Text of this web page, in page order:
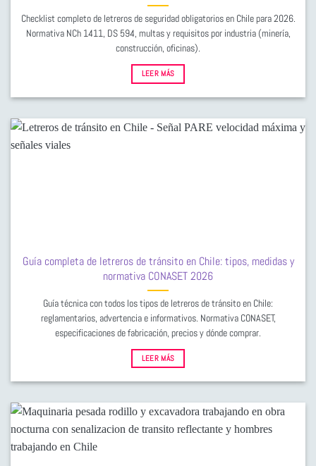
Checklist completo de letreros de seguridad obligatorios en Chile para 2026.
Normativa NCh 1411, DS 594, multas y requisitos por industria (minería,
construcción, oficinas).
LEER MÁS
Guía completa de letreros de tránsito en Chile: tipos, medidas y
normativa CONASET 2026
Guía técnica con todos los tipos de letreros de tránsito en Chile:
reglamentarios, advertencia e informativos. Normativa CONASET,
especificaciones de fabricación, precios y dónde comprar.
LEER MÁS